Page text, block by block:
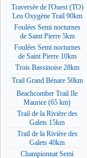
Traversée de l'Ouest (TO)
Leu Oxygène Trail 90km
Foulées Semi nocturnes
de Saint Pierre 5km
Foulées Semi nocturnes
de Saint Pierre 10km
Trois Bassinoise 28km
Trail Grand Bénare 50km
Beachcomber Trail Ile
Maurice (65 km)
Trail de la Rivière des
Galets 15km
Trail de la Rivière des
Galets 40km
Championnat Semi